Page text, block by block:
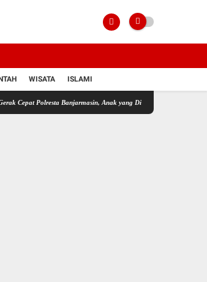
WISATA ISLAMI
Banjarmasin, Anak yang Dilaporkan Hilang Akhirnya Kembali